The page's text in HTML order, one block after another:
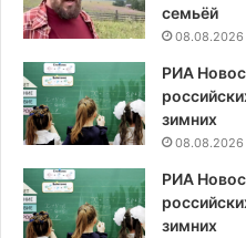
семьёй
08.08.2026
РИА
зимних
08.08.2026
РИА
зимних